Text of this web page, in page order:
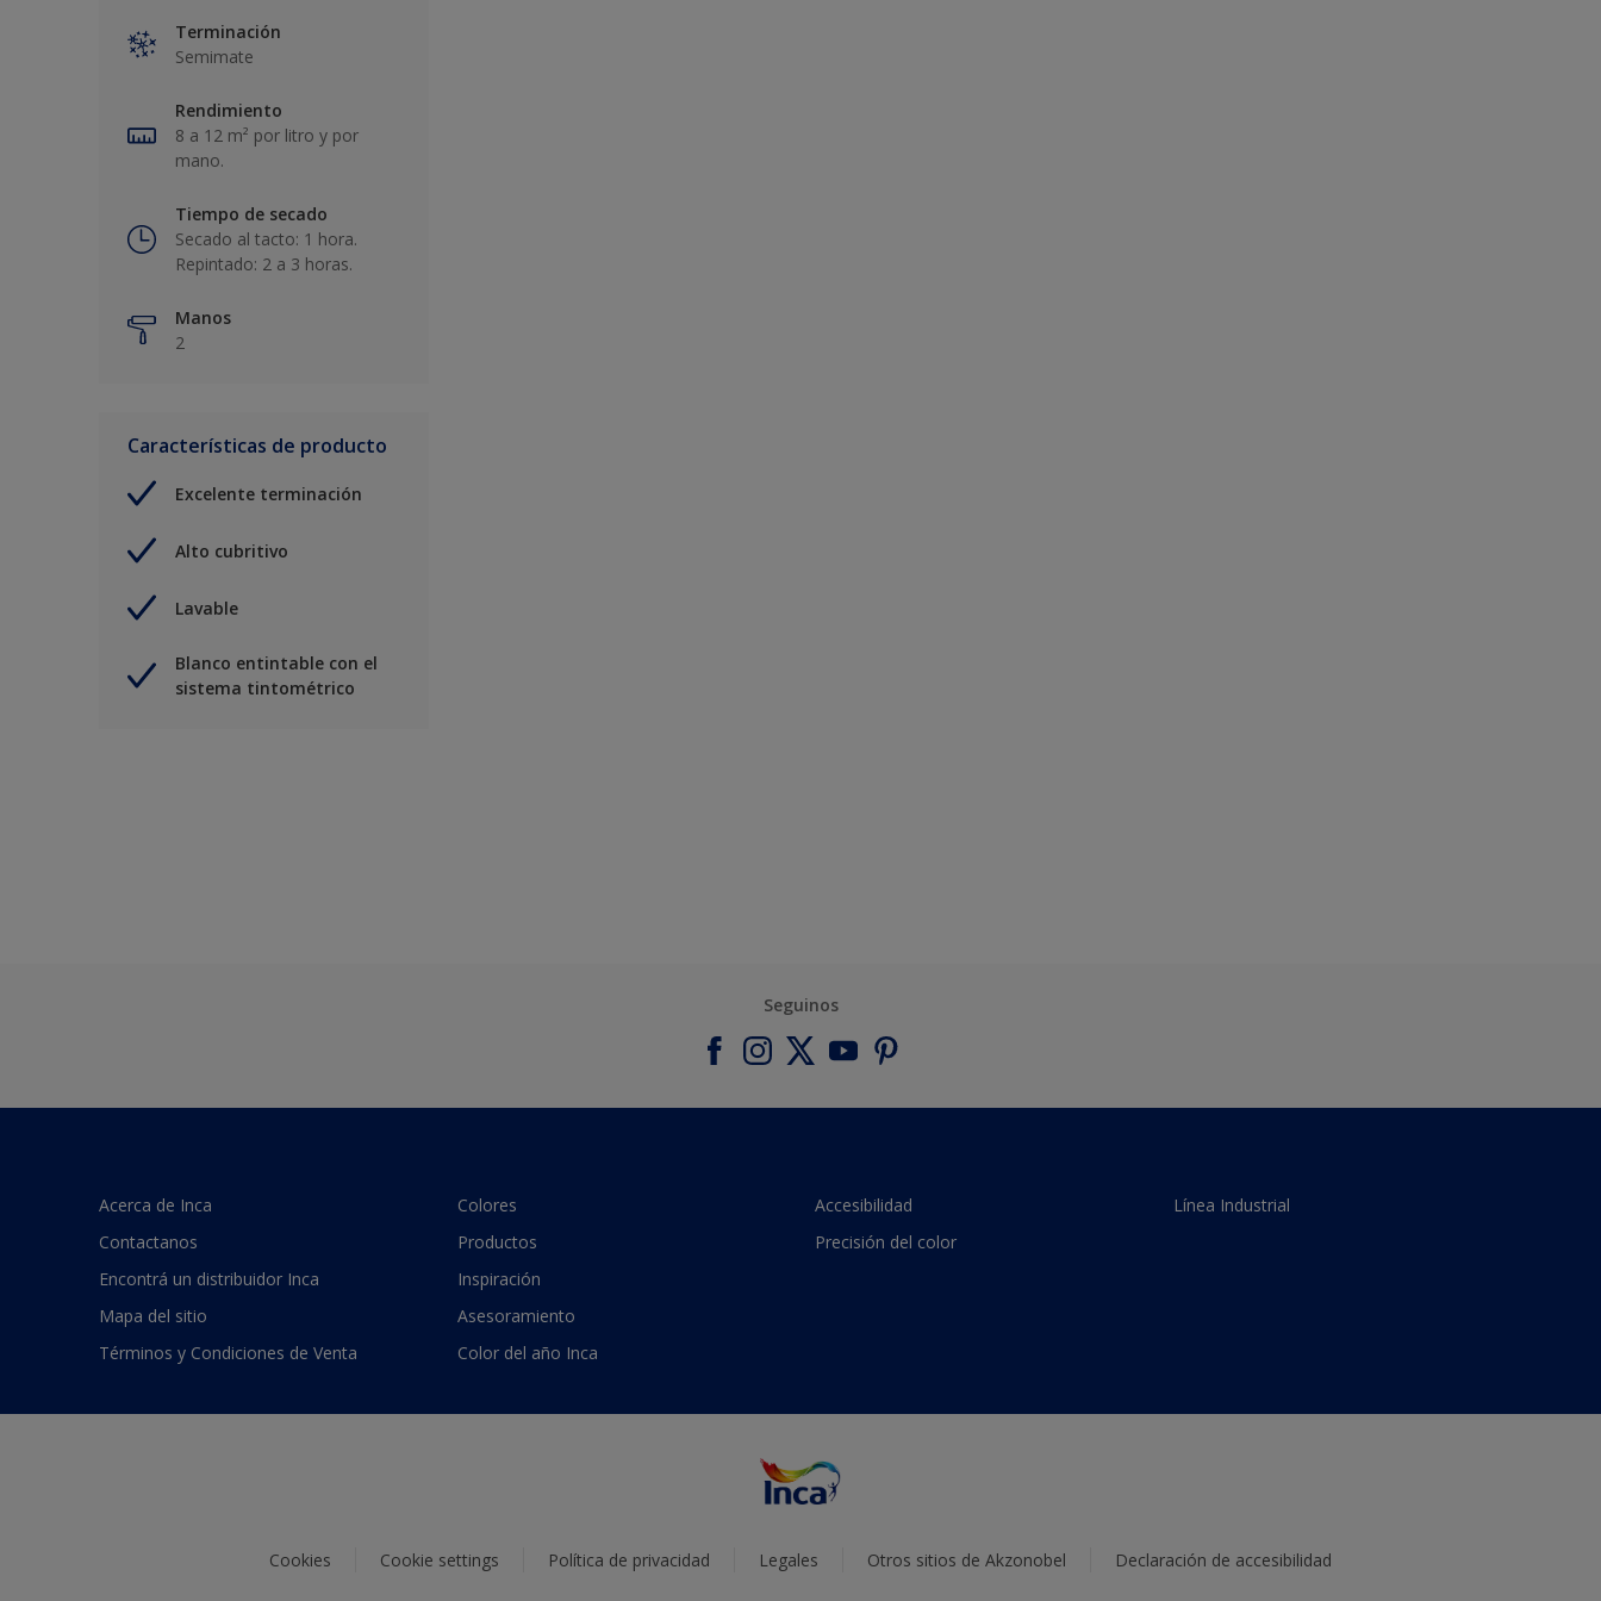
Terminación
Semimate
Rendimiento
8 a 12 m² por litro y por
mano.
Tiempo de secado
Secado al tacto: 1 hora.
Repintado: 2 a 3 horas.
Manos
2
Características de producto
Excelente terminación
Alto cubritivo
Lavable
Blanco entintable con el
sistema tintométrico
Seguinos
Acerca de Inca
Contactanos
Encontrá un distribuidor Inca
Mapa del sitio
Términos y Condiciones de Venta
Colores
Productos
Inspiración
Asesoramiento
Color del año Inca
Accesibilidad
Precisión del color
Línea Industrial
Cookies Cookie settings Política de privacidad Legales Otros sitios de Akzonobel Declaración de accesibilidad